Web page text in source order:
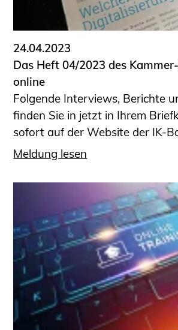
Informationen für
Anträge, Anzeigen, Formulare
Fortbildung/Seminare
Informationen für
und Ingenieure
Recht
Planungswettbewerbe
Publikationen
Stellenbörse
Öffentlich bestellte und
Sachverständige
Prüfsachverständige
Qualifizierte Tragwerksplaner/-
Bauvorlageberechtigte
Sachkundige für Zustands- und
Funktionsprüfung privater
Abwasserleitungen
24.04.2023
Das Heft 04/2023 des
online
Folgende Interviews, Berichte
finden Sie in jetzt in Ihrem
sofort auf der Website der IK-
Meldung lesen